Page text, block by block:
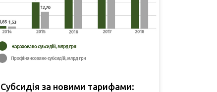
Субсидія за новими тарифами: